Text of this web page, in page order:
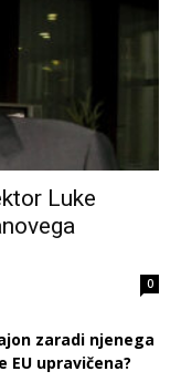
Luke
0
zaradi njenega
upravičena?